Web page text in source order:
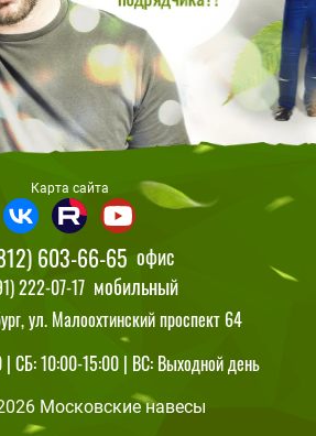
СБ: 10:00-15:00 | ВС: Выходной день
Московские навесы
603-66-65 офис
222-07-17 мобильный
ул. Малоохтинский проспект 64
Карта сайта